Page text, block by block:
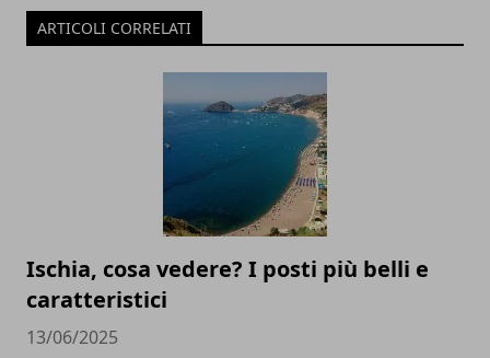
ARTICOLI CORRELATI
Ischia, cosa vedere? I posti più belli e
caratteristici
13/06/2025